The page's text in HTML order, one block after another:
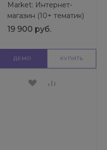
Market: Интернет-
магазин (10+ тематик)
| Готовый шаблон
19 900 руб.
ДЕМО КУПИТЬ